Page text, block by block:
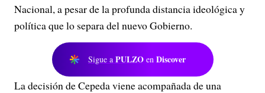
Nacional, a pesar de la profunda distancia ideológica y
política que lo separa del nuevo Gobierno.
Sigue a PULZO en Discover
La decisión de Cepeda viene acompañada de una